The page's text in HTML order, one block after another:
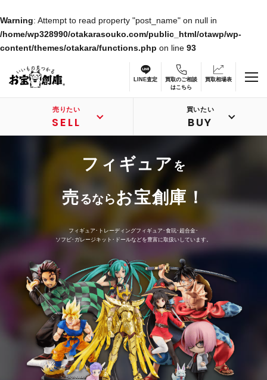
Warning: Attempt to read property "post_name" on null in
/home/wp328990/otakarasouko.com/public_html/otawp/wp-
content/themes/otakara/functions.php on line 93
LINE査定
買取のご相談
はこちら
買取相場表
売りたい
SELL
買いたい
BUY
フィギュア を
売るならお宝創庫！
フィギュア･トレーディングフィギュア･食玩･超合金･
ソフビ･ガレージキット･ドールなどを豊富に取扱いしています。